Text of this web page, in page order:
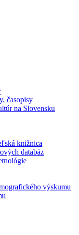
časopisy
na Slovensku
knižnica
databáz
výskumu